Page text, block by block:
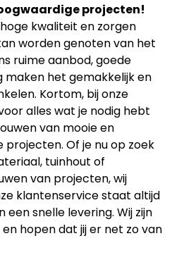
projecten!
kwaliteit en zorgen
worden genoten van het
ruime aanbod, goede
maken het gemakkelijk en
Kortom, bij onze
alles wat je nodig hebt
van mooie en
Of je nu op zoek
tuinhout of
van projecten, wij
klantenservice staat altijd
een snelle levering. Wij zijn
hopen dat jij er net zo van